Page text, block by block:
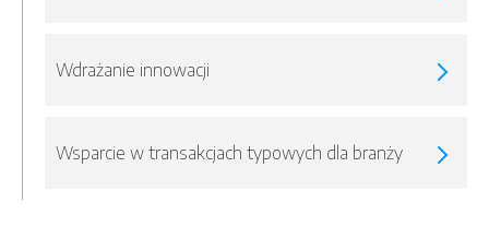
Wdrażanie innowacji
Wsparcie w transakcjach typowych dla branży